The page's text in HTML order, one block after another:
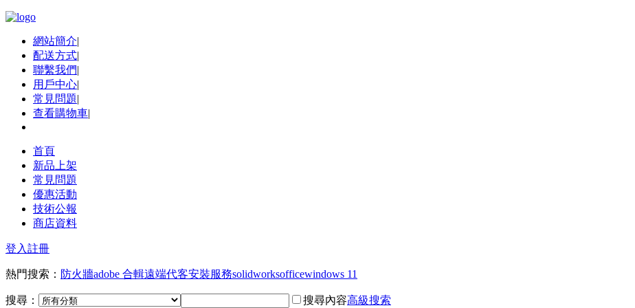
網站簡介|
配送方式|
聯繫我們|
用戶中心|
常見問題|
查看購物車|
首頁
新品上架
常見問題
優惠活動
技術公報
商店資料
登入註冊
熱門搜索： 防火牆adobe 合輯遠端代客安裝服務solidworksofficewindows 11
搜尋： 搜尋內容高級搜索